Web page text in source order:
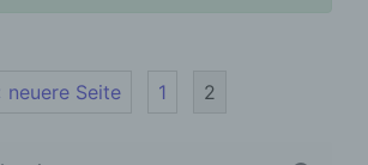
neuere Seite 1 2